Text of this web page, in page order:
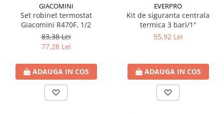
Cutii distribuitor
Automatizare
Pachete incalzire in pardoseala
Pompe de caldura
Termostate de Ambient
GIACOMINI
Set robinet termostat
Giacomini R470F, 1/2
83,38 Lei
77,28 Lei
ADAUGA IN COS
EVERPRO
Kit de siguranta centrala
termica 3 bari/1"
55,92 Lei
ADAUGA IN COS